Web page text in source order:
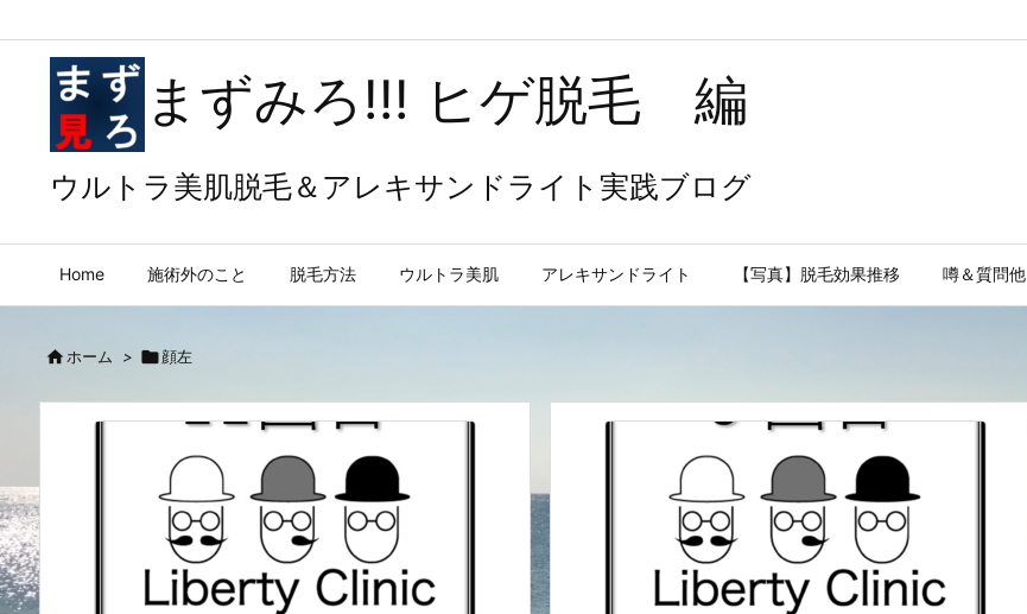
まずみろ!!! ヒゲ脱毛 編
ウルトラ美肌脱毛＆アレキサンドライト実践ブログ
Home 施術外のこと 脱毛方法 ウルトラ美肌 アレキサンドライト 【写真】脱毛効果推移 噂＆質問他
 ホーム > 顔左